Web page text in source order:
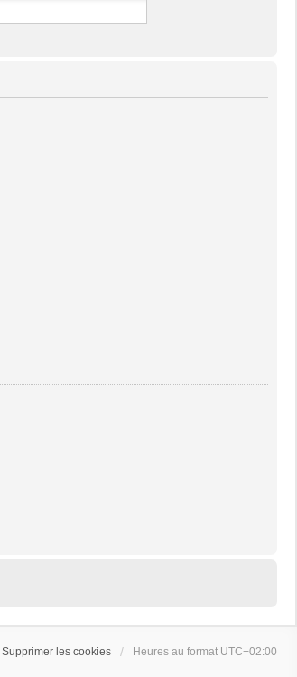
Supprimer les cookies Heures au format UTC+02:00